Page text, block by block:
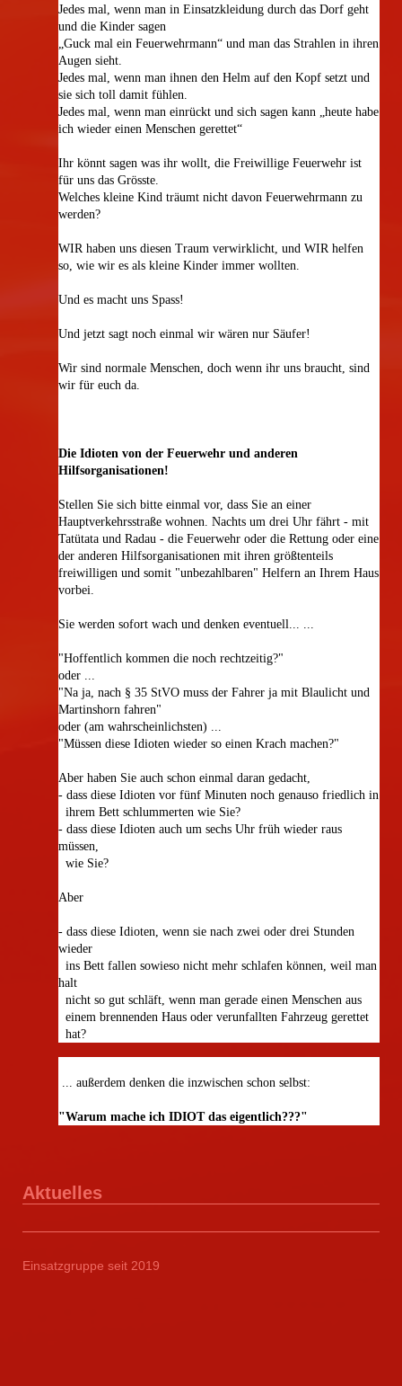
Jedes mal, wenn man in Einsatzkleidung durch das Dorf geht
und die Kinder sagen
„Guck mal ein Feuerwehrmann“ und man das Strahlen in ihren
Augen sieht.
Jedes mal, wenn man ihnen den Helm auf den Kopf setzt und
sie sich toll damit fühlen.
Jedes mal, wenn man einrückt und sich sagen kann „heute habe
ich wieder einen Menschen gerettet“
Ihr könnt sagen was ihr wollt, die Freiwillige Feuerwehr ist
für uns das Grösste.
Welches kleine Kind träumt nicht davon Feuerwehrmann zu
werden?
WIR haben uns diesen Traum verwirklicht, und WIR helfen
so, wie wir es als kleine Kinder immer wollten.
Und es macht uns Spass!
Und jetzt sagt noch einmal wir wären nur Säufer!
Wir sind normale Menschen, doch wenn ihr uns braucht, sind
wir für euch da.
Die Idioten von der Feuerwehr und anderen
Hilfsorganisationen!
Stellen Sie sich bitte einmal vor, dass Sie an einer
Hauptverkehrsstraße wohnen. Nachts um drei Uhr fährt - mit
Tatütata und Radau - die Feuerwehr oder die Rettung oder eine
der anderen Hilfsorganisationen mit ihren größtenteils
freiwilligen und somit "unbezahlbaren" Helfern an Ihrem Haus
vorbei.
Sie werden sofort wach und denken eventuell... ...
"Hoffentlich kommen die noch rechtzeitig?"
oder ...
"Na ja, nach § 35 StVO muss der Fahrer ja mit Blaulicht und
Martinshorn fahren"
oder (am wahrscheinlichsten) ...
"Müssen diese Idioten wieder so einen Krach machen?"
Aber haben Sie auch schon einmal daran gedacht,
- dass diese Idioten vor fünf Minuten noch genauso friedlich in
ihrem Bett schlummerten wie Sie?
- dass diese Idioten auch um sechs Uhr früh wieder raus
müssen,
wie Sie?
Aber
- dass diese Idioten, wenn sie nach zwei oder drei Stunden
wieder
ins Bett fallen sowieso nicht mehr schlafen können, weil man
halt
nicht so gut schläft, wenn man gerade einen Menschen aus
einem brennenden Haus oder verunfallten Fahrzeug gerettet
hat?
... außerdem denken die inzwischen schon selbst:
"Warum mache ich IDIOT das eigentlich???"
Aktuelles
Einsatzgruppe seit 2019